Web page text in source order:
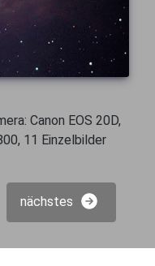
Canon EOS 20D,
11 Einzelbilder
nächstes